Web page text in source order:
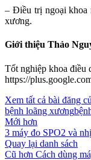
– Điều trị ngoại khoa
xương.
Giới thiệu Thảo
Tốt nghiệp khoa
https://
Xem tất cả bài đăng
bệnh loãng xương
Mới hơn
3 máy đo SPO2 và
Quay lại danh sách
Cũ hơn Cách dùng